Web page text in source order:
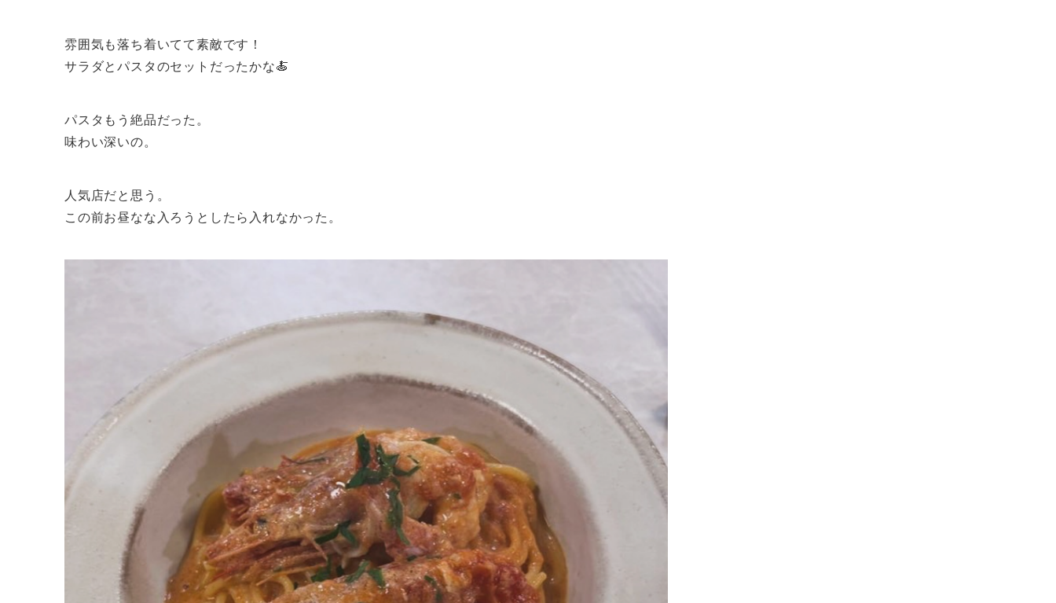
雰囲気も落ち着いてて素敵です！
サラダとパスタのセットだったかな🍝
パスタもう絶品だった。
味わい深いの。
人気店だと思う。
この前お昼なな入ろうとしたら入れなかった。